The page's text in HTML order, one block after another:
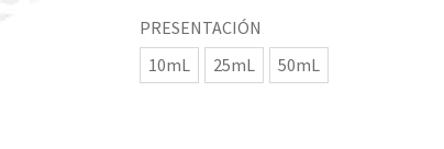
PRESENTACIÓN
10mL
25mL 50mL